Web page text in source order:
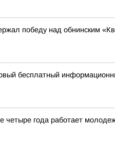
победу над обнинским
бесплатный
четыре года работает